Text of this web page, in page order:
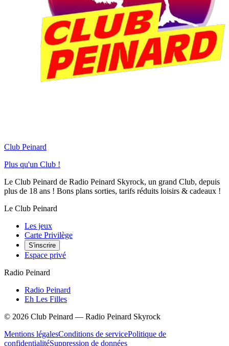
Club Peinard
Plus qu'un Club !
Le Club Peinard de Radio Peinard Skyrock, un grand Club, depuis
plus de 18 ans ! Bons plans sorties, tarifs réduits loisirs & cadeaux !
Le Club Peinard
Les jeux
Carte Privilège
S'inscrire
Espace privé
Radio Peinard
Radio Peinard
Eh Les Filles
© 2026 Club Peinard — Radio Peinard Skyrock
Mentions légalesConditions de servicePolitique de
confidentialitéSuppression de données